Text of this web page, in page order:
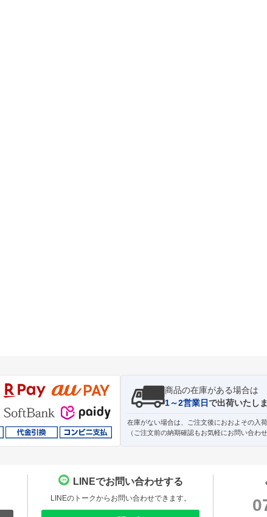
商品の在庫がある場合は
1～2営業日で出荷いたし
在庫がない場合は、ご注文後におおよその入
（ご注文前の納期確認もお気軽にお問い合わ
LINEでお問い合わせする
LINEのトークからお問い合わせできます。